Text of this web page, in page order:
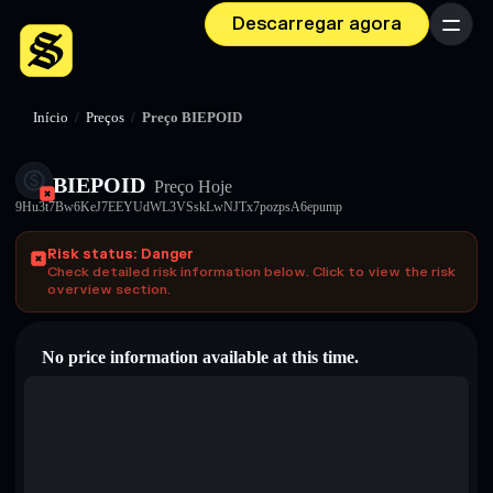
Descarregar agora Menu
Início / Preços / Preço BIEPOID
BIEPOID Preço Hoje
9Hu3t7Bw6KeJ7EEYUdWL3VSskLwNJTx7pozpsA6epump
Risk status: Danger
Check detailed risk information below. Click to view the risk
overview section.
No price information available at this time.